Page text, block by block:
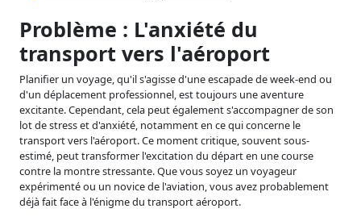
Problème : L'anxiété du
transport vers l'aéroport
Planifier un voyage, qu'il s'agisse d'une escapade de week-end ou
d'un déplacement professionnel, est toujours une aventure
excitante. Cependant, cela peut également s'accompagner de son
lot de stress et d'anxiété, notamment en ce qui concerne le
transport vers l'aéroport. Ce moment critique, souvent sous-
estimé, peut transformer l'excitation du départ en une course
contre la montre stressante. Que vous soyez un voyageur
expérimenté ou un novice de l'aviation, vous avez probablement
déjà fait face à l'énigme du transport aéroport.